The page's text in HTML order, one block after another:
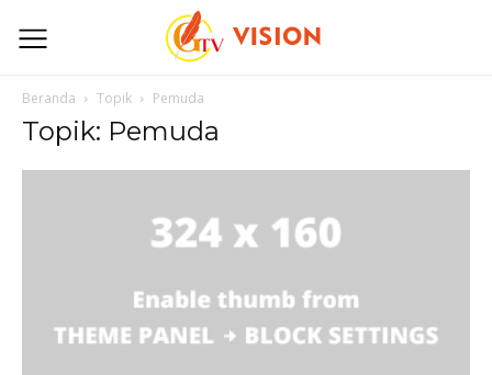
Beranda Topik Pemuda
Topik: Pemuda